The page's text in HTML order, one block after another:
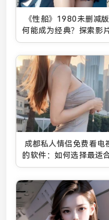
《性船》1980未删减
何能成为经典？探索影片
后的文化冲击与影响
成都私人情侣免费看电
的软件：如何选择最适合
的平台